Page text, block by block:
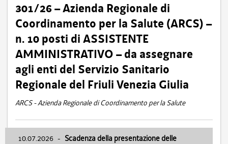
301/26 – Azienda Regionale di
Coordinamento per la Salute (ARCS) –
n. 10 posti di ASSISTENTE
AMMINISTRATIVO – da assegnare
agli enti del Servizio Sanitario
Regionale del Friuli Venezia Giulia
ARCS - Azienda Regionale di Coordinamento per la Salute
10.07.2026 - Scadenza della presentazione delle